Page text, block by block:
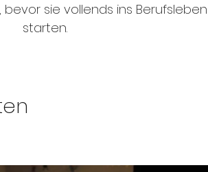
sie vollends ins Berufsleben
starten.